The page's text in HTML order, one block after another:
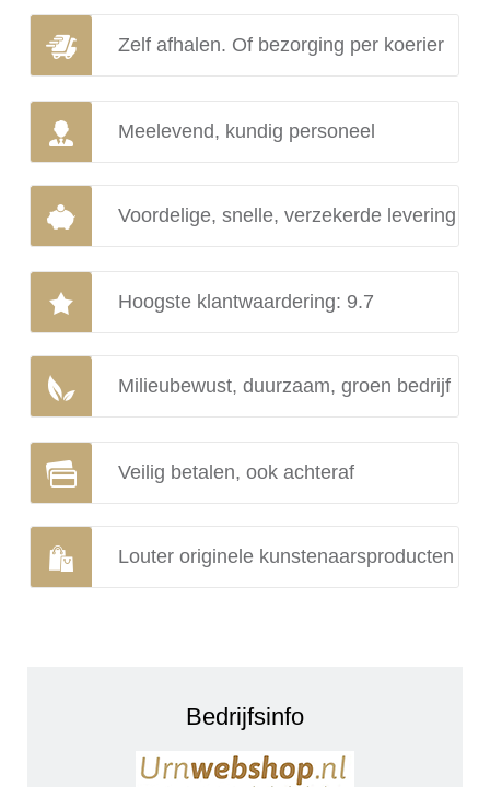
Zelf afhalen. Of bezorging per koerier
Meelevend, kundig personeel
Voordelige, snelle, verzekerde levering
Hoogste klantwaardering: 9.7
Milieubewust, duurzaam, groen bedrijf
Veilig betalen, ook achteraf
Louter originele kunstenaarsproducten
Bedrijfsinfo